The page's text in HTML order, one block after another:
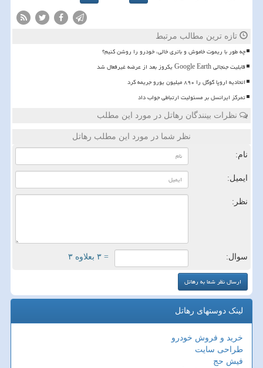
تازه ترین مطالب مرتبط
چه طور با ریموت خاموش و باتری خالی، خودرو را روشن کنیم؟
قابلیت جنجالی Google Earth یکروز بعد از عرضه غیرفعال شد
اتحادیه اروپا گوگل را ۸۹۰ میلیون یورو جریمه کرد
تمرکز ایرانسل بر مسئولیت ارتباطی جواب داد
نظرات بینندگان رهاتل در مورد این مطلب
نظر شما در مورد این مطلب رهاتل
نام:
ایمیل:
نظر:
سوال: = ۳ بعلاوه ۳
لینک دوستهای رهاتل
خرید و فروش خودرو
طراحی سایت
فیش حج